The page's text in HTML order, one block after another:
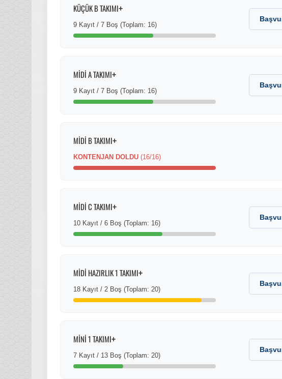
KÜÇÜK B TAKIMI+
9 Kayıt / 7 Boş (Toplam: 16)
MİDİ A TAKIMI+
9 Kayıt / 7 Boş (Toplam: 16)
MİDİ B TAKIMI+
KONTENJAN DOLDU(16/16)
MİDİ C TAKIMI+
10 Kayıt / 6 Boş (Toplam: 16)
MİDİ HAZIRLIK 1 TAKIMI+
18 Kayıt / 2 Boş (Toplam: 20)
MİNİ 1 TAKIMI+
7 Kayıt / 13 Boş (Toplam: 20)